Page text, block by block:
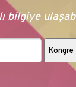
bilgiye